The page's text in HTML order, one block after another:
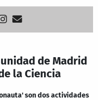
de Madrid
la Ciencia
son dos actividades